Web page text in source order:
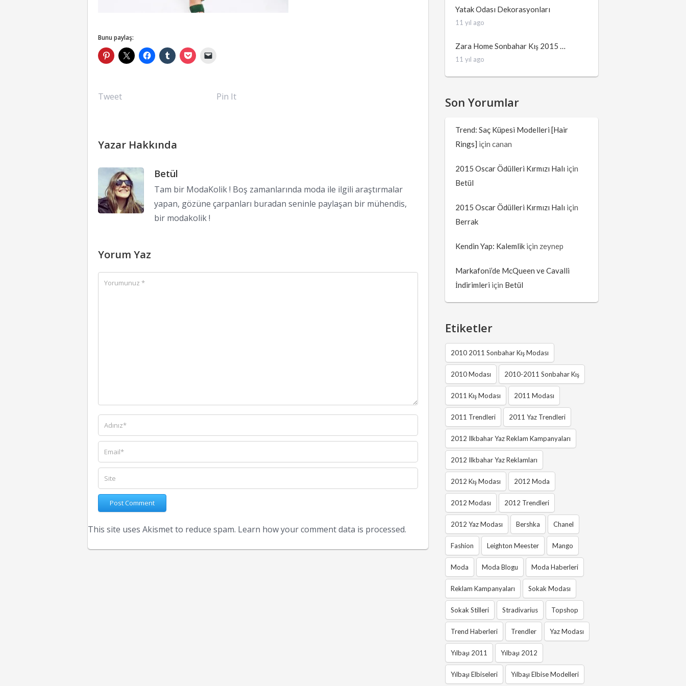
Bunu paylaş:
Tweet Pin It
Yazar Hakkında
Betül
Tam bir ModaKolik ! Boş zamanlarında moda ile ilgili araştırmalar
yapan, gözüne çarpanları buradan seninle paylaşan bir mühendis,
bir modakolik !
Yorum Yaz
This site uses Akismet to reduce spam. Learn how your comment data is processed.
Yatak Odası Dekorasyonları
11 yıl ago
Zara Home Sonbahar Kış 2015 …
11 yıl ago
Son Yorumlar
Trend: Saç Küpesi Modelleri [Hair
Rings] için canan
2015 Oscar Ödülleri Kırmızı Halı için
Betül
2015 Oscar Ödülleri Kırmızı Halı için
Berrak
Kendin Yap: Kalemlik için zeynep
Markafoni’de McQueen ve Cavalli
İndirimleri için Betül
Etiketler
2010 2011 Sonbahar Kış Modası
2010 Modası 2010-2011 Sonbahar Kış
2011 Kış Modası 2011 Modası
2011 Trendleri 2011 Yaz Trendleri
2012 Ilkbahar Yaz Reklam Kampanyaları
2012 Ilkbahar Yaz Reklamları
2012 Kış Modası 2012 Moda
2012 Modası 2012 Trendleri
2012 Yaz Modası Bershka Chanel
Fashion Leighton Meester Mango
Moda Moda Blogu Moda Haberleri
Reklam Kampanyaları Sokak Modası
Sokak Stilleri Stradivarius Topshop
Trend Haberleri Trendler Yaz Modası
Yılbaşı 2011 Yılbaşı 2012
Yılbaşı Elbiseleri Yılbaşı Elbise Modelleri